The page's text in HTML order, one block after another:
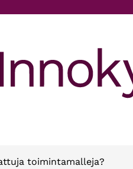
toimintamalleja?